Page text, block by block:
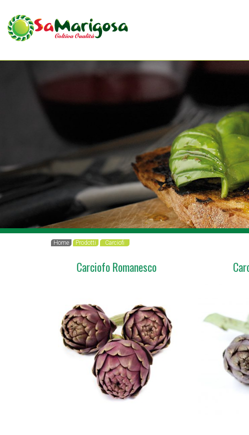
Home Prodotti Carciofi
Carciofo Romanesco